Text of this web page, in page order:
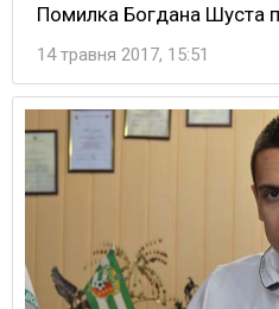
Помилка Богдана Шуста
14 травня 2017, 15:51